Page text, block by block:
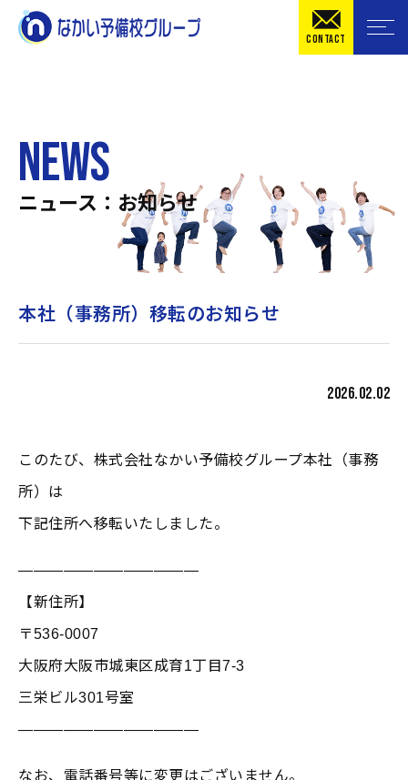
CONTACT
NEWS
ニュース：お知らせ
本社（事務所）移転のお知らせ
2026.02.02
このたび、株式会社なかい予備校グループ本社（事務
所）は
下記住所へ移転いたしました。
――――――――――――
【新住所】
〒536-0007
大阪府大阪市城東区成育1丁目7-3
三栄ビル301号室
――――――――――――
なお、電話番号等に変更はございません。